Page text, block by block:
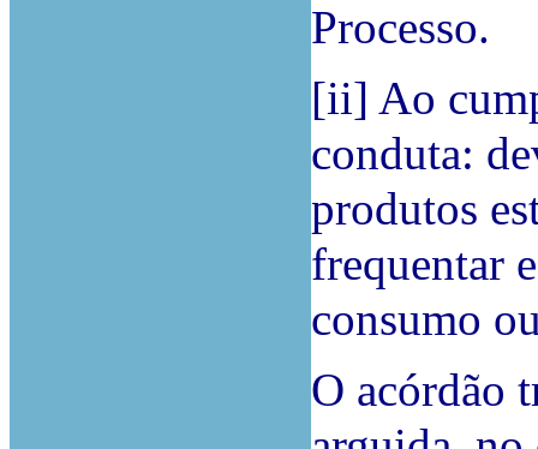
Processo.
[ii] Ao
conduta:
produtos
frequentar
consumo
O acórdão